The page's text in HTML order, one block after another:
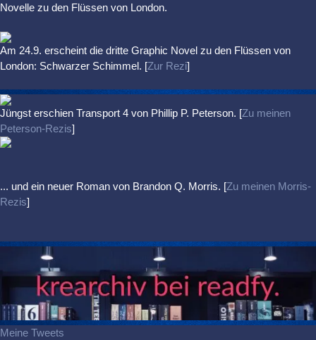
Novelle zu den Flüssen von London.
Am 24.9. erscheint die dritte Graphic Novel zu den Flüssen von
London: Schwarzer Schimmel. [Zur Rezi]
Jüngst erschien Transport 4 von Phillip P. Peterson. [Zu meinen
Peterson-Rezis]
... und ein neuer Roman von Brandon Q. Morris. [Zu meinen Morris-
Rezis]
Meine Tweets